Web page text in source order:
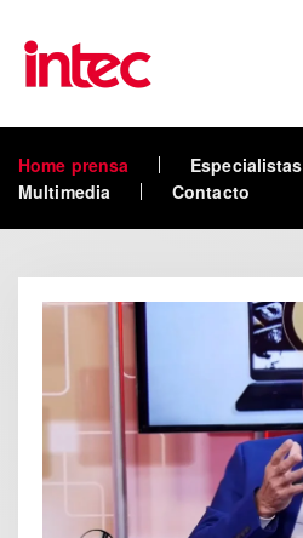
Skip to main content
Home prensa Especialistas
Multimedia
Contacto